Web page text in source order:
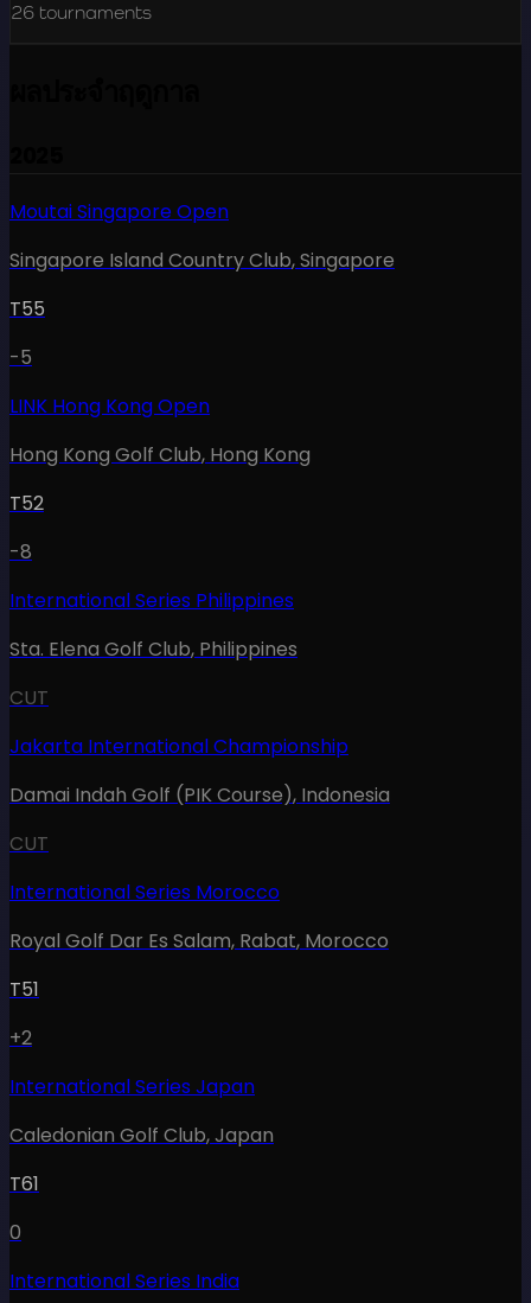
26 tournaments
Moutai Singapore Open
Singapore Island Country Club,Singapore
T55
-5
LINK Hong Kong Open
Hong Kong Golf Club, Hong Kong
T52
-8
International Series Philippines
Sta. Elena Golf Club, Philippines
CUT
Jakarta International Championship
Damai Indah Golf (PIK Course), Indonesia
CUT
International Series Morocco
Royal Golf Dar Es Salam, Rabat, Morocco
T51
+2
International Series Japan
Caledonian Golf Club,Japan
T61
0
International Series India